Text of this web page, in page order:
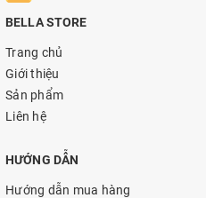
BELLA STORE
Trang chủ
Giới thiệu
Sản phẩm
Liên hệ
HƯỚNG DẪN
Hướng dẫn mua hàng